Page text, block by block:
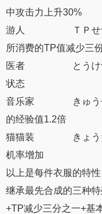
中攻击力上升30%
游人 ＴＰせつ
所消费的TP值减少三
医者 とうけ
状态
音乐家 きゅうせ
的经验值1.2倍
猫猫装 き
机率增加
以上是每件衣服的特
继承最先合成的三种
+TP减少三分之一+基